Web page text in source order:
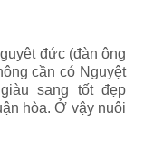
đức (đàn ông
cần có Nguyệt
sang tốt đẹp
hòa. Ở vậy nuôi